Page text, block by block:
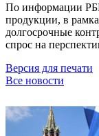
По информации
продукции, в
долгосрочные
спрос на
Версия для печати
Все новости